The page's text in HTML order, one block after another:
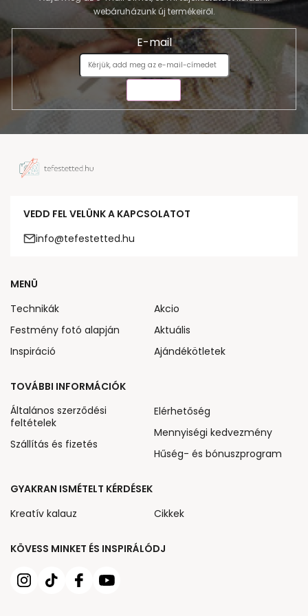
webáruházunk új termékeiről.
E-mail
VEDD FEL VELÜNK A KAPCSOLATOT
info@tefestetted.hu
KÖVESS MINKET ÉS INSPIRÁLÓDJ
MENÜ
Technikák
Festmény fotó alapján
Inspiráció
Akcio
Aktuális
Ajándékötletek
TOVÁBBI INFORMÁCIÓK
Általános szerződési
feltételek
Szállítás és fizetés
Elérhetőség
Mennyiségi kedvezmény
Hűség- és bónuszprogram
GYAKRAN ISMÉTELT KÉRDÉSEK
Kreatív kalauz
Cikkek